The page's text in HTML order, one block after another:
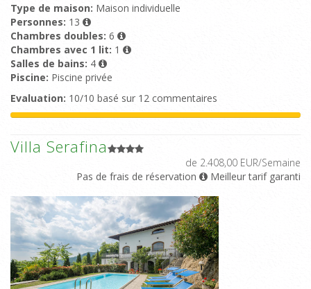
Type de maison: Maison individuelle
Personnes: 13
Chambres doubles: 6
Chambres avec 1 lit: 1
Salles de bains: 4
Piscine: Piscine privée
Evaluation: 10/10 basé sur 12 commentaires
Villa Serafina
de 2.408,00 EUR/Semaine
Pas de frais de réservation
Meilleur tarif garanti